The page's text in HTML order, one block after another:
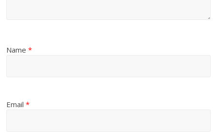
Name*
Email*